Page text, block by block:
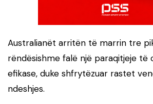
Australianët arritën të marrin tre
rëndësishme falë një paraqitjeje të
efikase, duke shfrytëzuar rastet
ndeshjes.